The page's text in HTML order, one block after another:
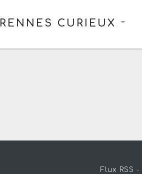
RENNES CURIEUX
Flux RSS -